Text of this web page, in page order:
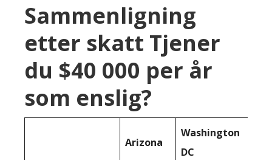
Sammenligning
etter skatt Tjener
du $40 000 per år
som enslig?
Arizona
Washington
DC